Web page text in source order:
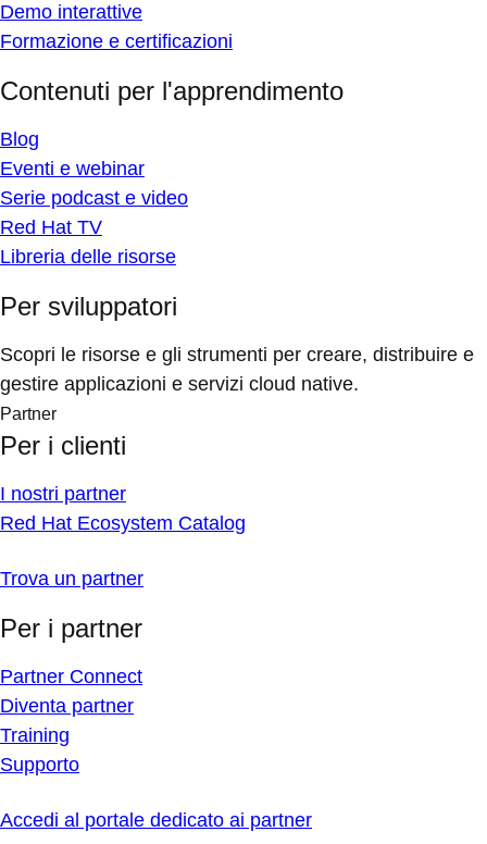
Demo interattive
Formazione e certificazioni
Contenuti per l'apprendimento
Blog
Eventi e webinar
Serie podcast e video
Red Hat TV
Libreria delle risorse
Per sviluppatori
Scopri le risorse e gli strumenti per creare, distribuire e
gestire applicazioni e servizi cloud native.
Partner
Per i clienti
I nostri partner
Red Hat Ecosystem Catalog
Trova un partner
Per i partner
Partner Connect
Diventa partner
Training
Supporto
Accedi al portale dedicato ai partner